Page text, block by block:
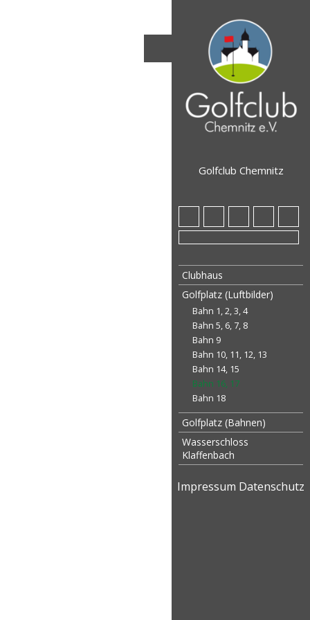
Golfclub Chemnitz
Clubhaus
Golfplatz (Luftbilder)
Bahn 1, 2, 3, 4
Bahn 5, 6, 7, 8
Bahn 9
Bahn 10, 11, 12, 13
Bahn 14, 15
Bahn 16, 17
Bahn 18
Golfplatz (Bahnen)
Wasserschloss
Klaffenbach
Impressum Datenschutz